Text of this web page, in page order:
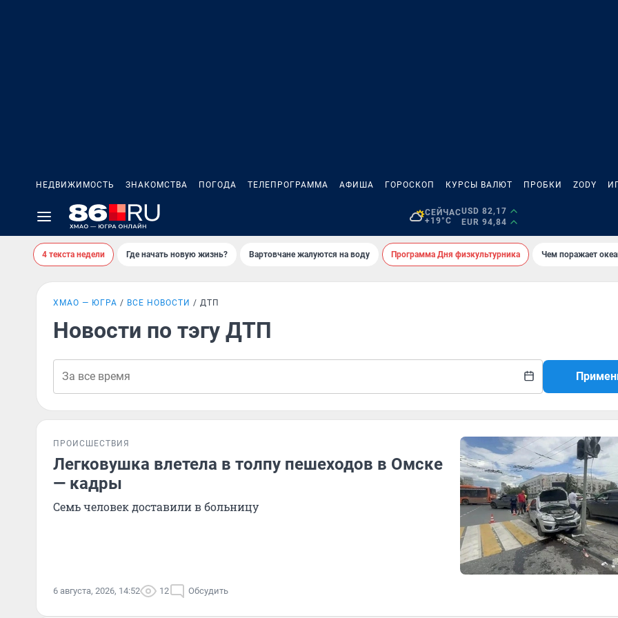
НЕДВИЖИМОСТЬ ЗНАКОМСТВА ПОГОДА ТЕЛЕПРОГРАММА АФИША ГОРОСКОП КУРСЫ ВАЛЮТ ПРОБКИ ZODY
СЕЙЧАС
+19°C
USD 82,17
EUR 94,84
4 текста недели Где начать новую жизнь? Вартовчане жалуются на воду Программа Дня физкультурника Чем поражает
ХМАО — ЮГРА ВСЕ НОВОСТИ ДТП
Новости по тэгу ДТП
ПРОИСШЕСТВИЯ
Легковушка влетела в толпу пешеходов в Омске
— кадры
Семь человек доставили в больницу
6 августа, 2026, 14:52 12 Обсудить